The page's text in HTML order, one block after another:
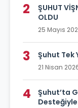
2
ŞUHUT
OLDU
25 Mayıs
3 Şuhut Tek
21 Nisan
4
Şuhut’ta